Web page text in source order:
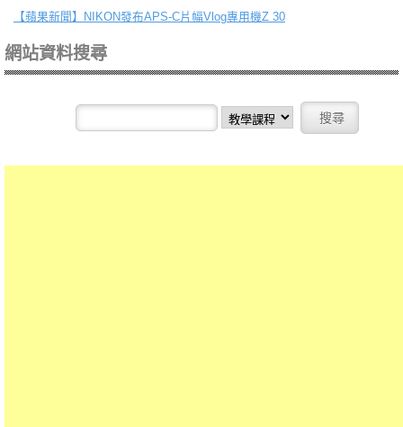
【蘋果新聞】 NIKON發布APS-C片幅Vlog專用機Z 30
網站資料搜尋